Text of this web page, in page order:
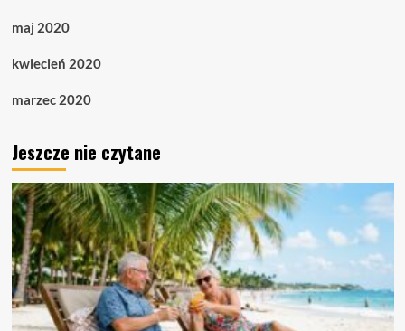
maj 2020
kwiecień 2020
marzec 2020
Jeszcze nie czytane